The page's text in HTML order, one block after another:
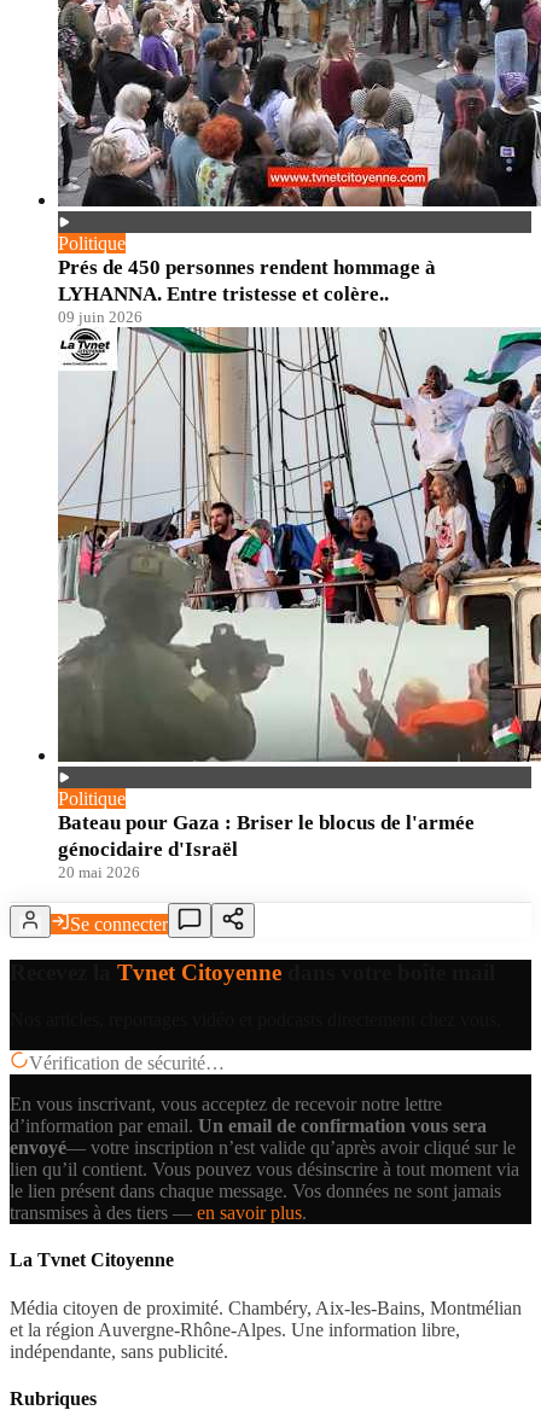
Politique
Prés de 450 personnes rendent hommage à
LYHANNA. Entre tristesse et colère..
09 juin 2026
Politique
Bateau pour Gaza : Briser le blocus de l'armée
génocidaire d'Israël
20 mai 2026
Se connecter
Tvnet Citoyenne
Vérification de sécurité…
En vous inscrivant, vous acceptez de recevoir notre lettre
d’information par email. Un email de confirmation vous sera
envoyé— votre inscription n’est valide qu’après avoir cliqué sur le
lien qu’il contient. Vous pouvez vous désinscrire à tout moment via
le lien présent dans chaque message. Vos données ne sont jamais
transmises à des tiers — en savoir plus.
La Tvnet Citoyenne
Média citoyen de proximité. Chambéry, Aix-les-Bains, Montmélian
et la région Auvergne-Rhône-Alpes. Une information libre,
indépendante, sans publicité.
Rubriques